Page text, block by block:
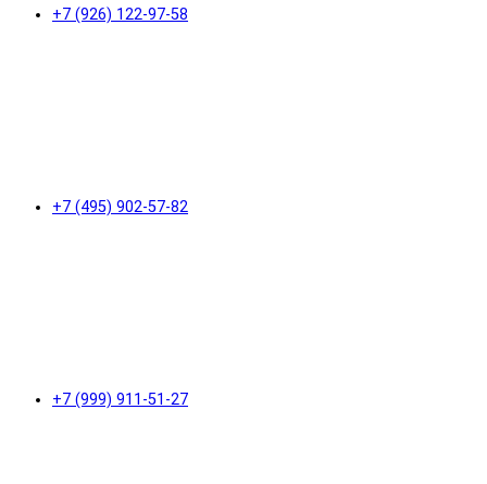
+7 (926) 122-97-58
+7 (495) 902-57-82
+7 (999) 911-51-27